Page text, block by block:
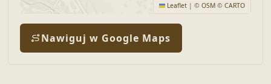
Leaflet | ©OSM ©CARTO
Nawiguj w Google Maps